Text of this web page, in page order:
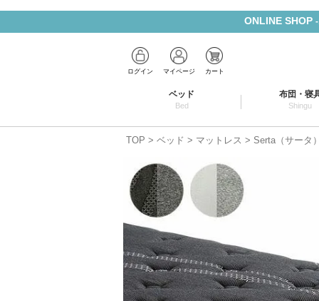
ONLINE SHOP
ログイン マイページ カート
ベッド
Bed
布団・寝
Shingu
TOP ベッド マットレス Serta（サータ